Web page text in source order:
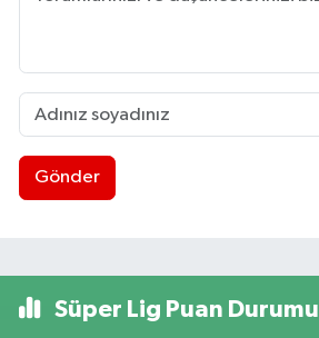
Gönder
Süper Lig Puan Durumu